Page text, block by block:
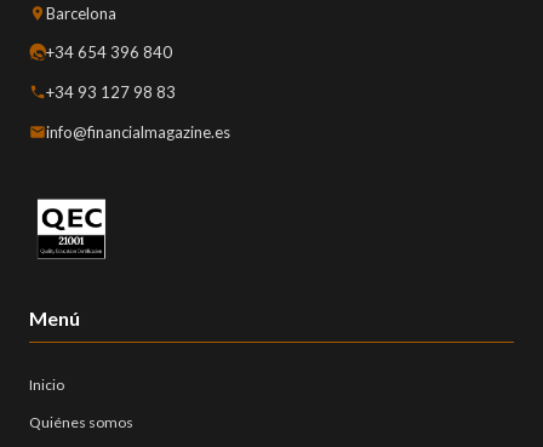
Barcelona
+34 654 396 840
+34 93 127 98 83
info@financialmagazine.es
Menú
Inicio
Quiénes somos